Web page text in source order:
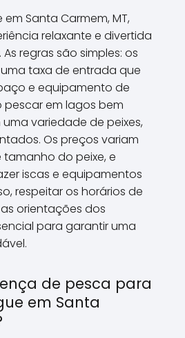
em Santa Carmem, MT,
relaxante e divertida
regras são simples: os
taxa de entrada que
e equipamento de
pescar em lagos bem
variedade de peixes,
Os preços variam
do peixe, e
iscas e equipamentos
respeitar os horários de
orientações dos
para garantir uma
de pesca para
em Santa